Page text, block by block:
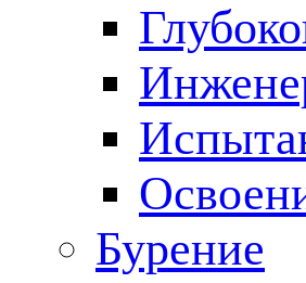
Бурение